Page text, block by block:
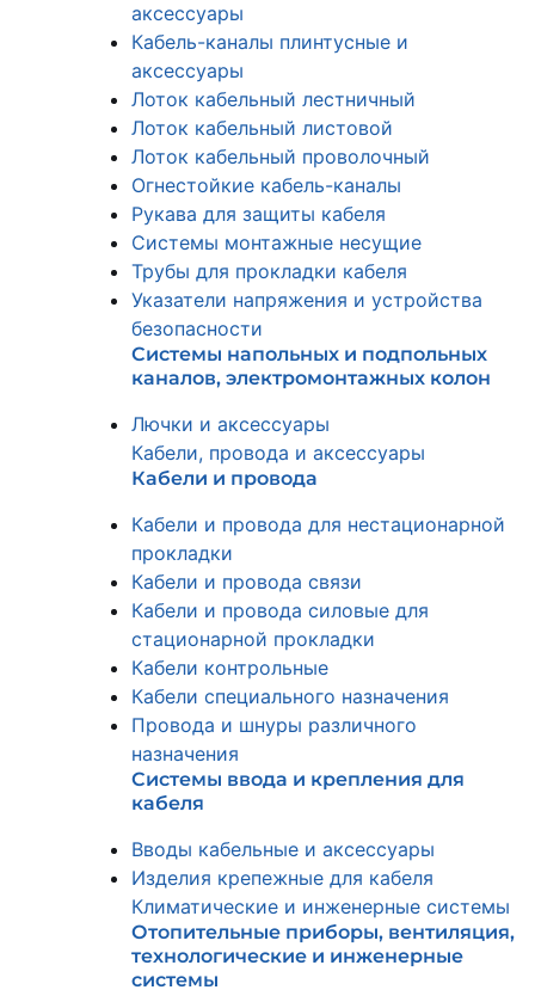
аксессуары
Кабель-каналы плинтусные и
аксессуары
Лоток кабельный лестничный
Лоток кабельный листовой
Лоток кабельный проволочный
Огнестойкие кабель-каналы
Рукава для защиты кабеля
Системы монтажные несущие
Трубы для прокладки кабеля
Указатели напряжения и устройства
безопасности
Системы напольных и подпольных
каналов, электромонтажных колон
Лючки и аксессуары
Кабели, провода и аксессуары
Кабели и провода
Кабели и провода для нестационарной
прокладки
Кабели и провода связи
Кабели и провода силовые для
стационарной прокладки
Кабели контрольные
Кабели специального назначения
Провода и шнуры различного
назначения
Системы ввода и крепления для
кабеля
Вводы кабельные и аксессуары
Изделия крепежные для кабеля
Климатические и инженерные системы
Отопительные приборы, вентиляция,
технологические и инженерные
системы